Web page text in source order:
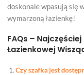
doskonale wpasują się
wymarzoną łazienkę!
FAQs –
Łazienkowej
Czy szafka jest